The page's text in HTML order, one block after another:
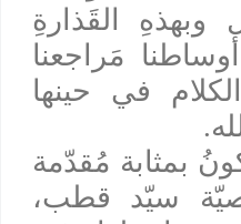
وبهذهِ القَذارةِ
مَراجعنا
في حينها
بمثابة مُقدّمة
سيّد قطب،